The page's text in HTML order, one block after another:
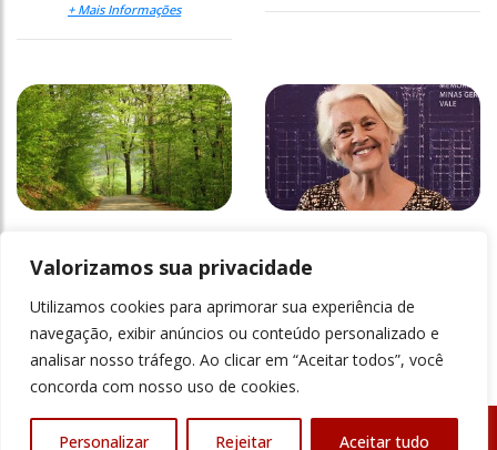
Valorizamos sua privacidade
Utilizamos cookies para aprimorar sua experiência de
navegação, exibir anúncios ou conteúdo personalizado e
analisar nosso tráfego. Ao clicar em “Aceitar todos”, você
concorda com nosso uso de cookies.
Personalizar Rejeitar Aceitar tudo
+ Mais Informações
histórias clássicas
+ Mais Informações + Mais Informações